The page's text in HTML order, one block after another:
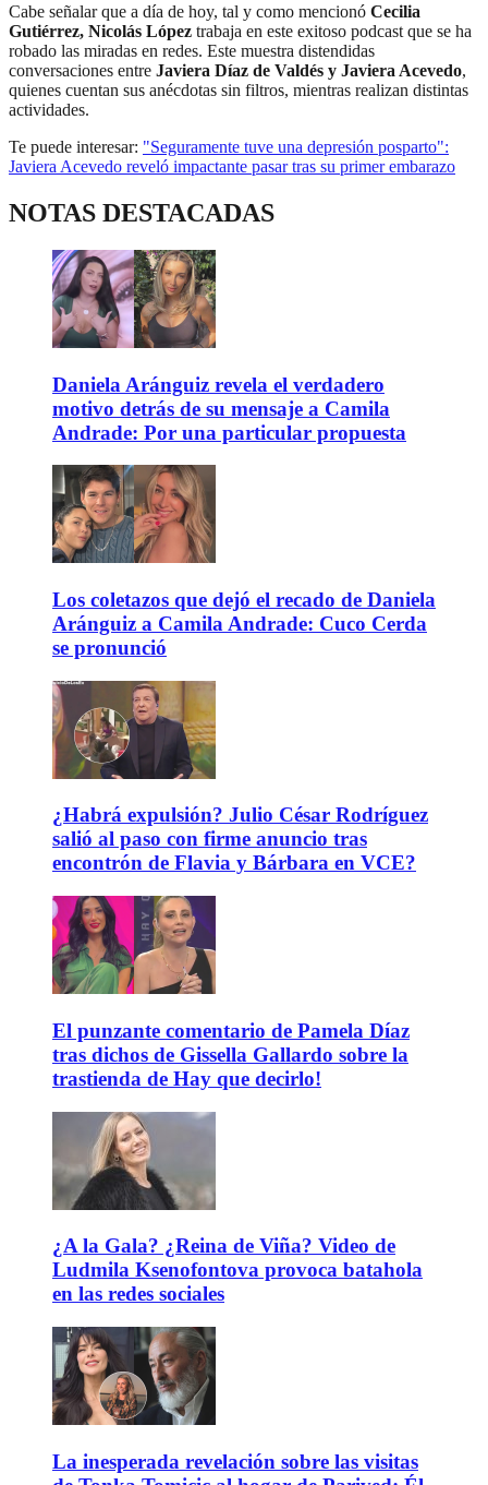
Cabe señalar que a día de hoy, tal y como mencionó Cecilia
Gutiérrez, Nicolás López trabaja en este exitoso podcast que se ha
robado las miradas en redes. Este muestra distendidas
conversaciones entre Javiera Díaz de Valdés y Javiera Acevedo,
quienes cuentan sus anécdotas sin filtros, mientras realizan distintas
actividades.
Te puede interesar: "Seguramente tuve una depresión posparto":
Javiera Acevedo reveló impactante pasar tras su primer embarazo
NOTAS DESTACADAS
Daniela Aránguiz revela el verdadero
motivo detrás de su mensaje a Camila
Andrade: Por una particular propuesta
Los coletazos que dejó el recado de Daniela
Aránguiz a Camila Andrade: Cuco Cerda
se pronunció
¿Habrá expulsión? Julio César Rodríguez
salió al paso con firme anuncio tras
encontrón de Flavia y Bárbara en VCE?
El punzante comentario de Pamela Díaz
tras dichos de Gissella Gallardo sobre la
trastienda de Hay que decirlo!
¿A la Gala? ¿Reina de Viña? Video de
Ludmila Ksenofontova provoca batahola
en las redes sociales
La inesperada revelación sobre las visitas